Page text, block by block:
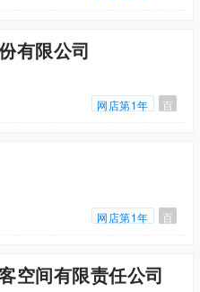
有限公司
网店第1年 百
网店第1年 百
空间有限责任公司